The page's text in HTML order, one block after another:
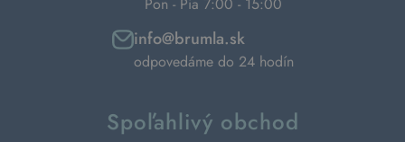
info@brumla.sk
odpovedáme do 24 hodín
Spoľahlivý obchod